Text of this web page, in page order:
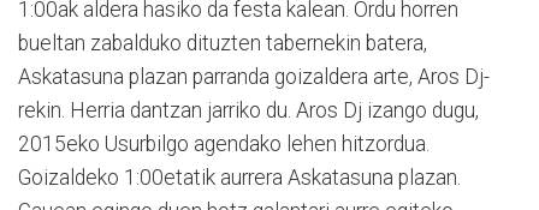
1:00ak aldera hasiko da festa kalean. Ordu horren
bueltan zabalduko dituzten tabernekin batera,
Askatasuna plazan parranda goizaldera arte, Aros Dj-
rekin. Herria dantzan jarriko du. Aros Dj izango dugu,
2015eko Usurbilgo agendako lehen hitzordua.
Goizaldeko 1:00etatik aurrera Askatasuna plazan.